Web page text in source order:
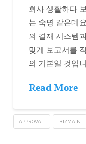
회사 생활하다
는 숙명 같은데
의 결재 시스템
맞게 보고서를
의 기본일 것입
Read More
APPROVAL BIZMAIN